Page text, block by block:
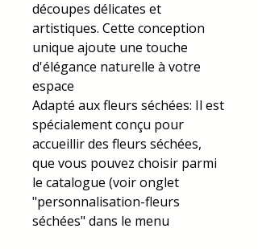
découpes délicates et
artistiques. Cette conception
unique ajoute une touche
d'élégance naturelle à votre
espace
Adapté aux fleurs séchées: Il est
spécialement conçu pour
accueillir des fleurs séchées,
que vous pouvez choisir parmi
le catalogue (voir onglet
"personnalisation-fleurs
séchées" dans le menu